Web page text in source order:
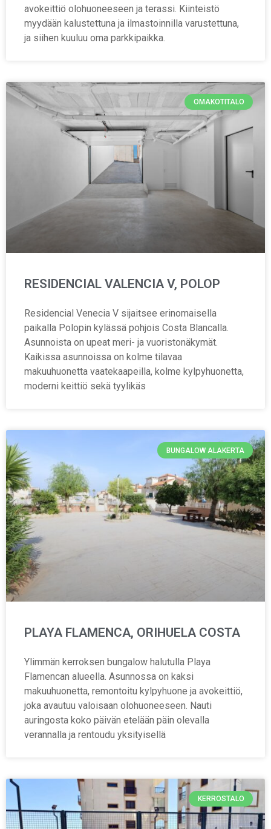
avokeittiö olohuoneeseen ja terassi. Kiinteistö
myydään kalustettuna ja ilmastoinnilla varustettuna,
ja siihen kuuluu oma parkkipaikka.
OMAKOTITALO
RESIDENCIAL VALENCIA V, POLOP
Residencial Venecia V sijaitsee erinomaisella
paikalla Polopin kylässä pohjois Costa Blancalla.
Asunnoista on upeat meri- ja vuoristonäkymät.
Kaikissa asunnoissa on kolme tilavaa
makuuhuonetta vaatekaapeilla, kolme kylpyhuonetta,
moderni keittiö sekä tyylikäs
BUNGALOW ALAKERTA
PLAYA FLAMENCA, ORIHUELA COSTA
Ylimmän kerroksen bungalow halutulla Playa
Flamencan alueella. Asunnossa on kaksi
makuuhuonetta, remontoitu kylpyhuone ja avokeittiö,
joka avautuu valoisaan olohuoneeseen. Nauti
auringosta koko päivän etelään päin olevalla
verannalla ja rentoudu yksityisellä
KERROSTALO